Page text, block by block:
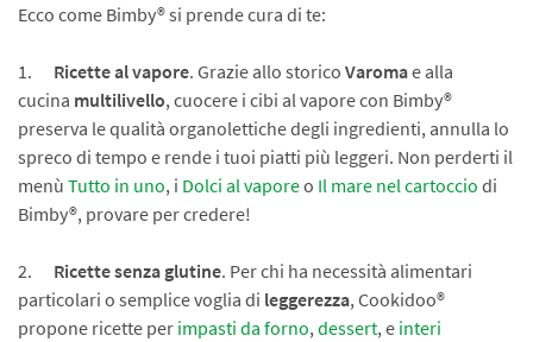
Ecco come Bimby® si prende cura di te:
1. Ricette al vapore. Grazie allo storico Varomae alla
cucina multilivello, cuocere i cibi al vapore con Bimby®
preserva le qualità organolettiche degli ingredienti, annulla lo
spreco di tempo e rende i tuoi piatti più leggeri. Non perderti il
menù Tutto in uno, i Dolci al vaporeo Il mare nel cartoccio di
Bimby®, provare per credere!
2. Ricette senza glutine. Per chi ha necessità alimentari
particolari o semplice voglia di leggerezza, Cookidoo®
propone ricette per impasti da forno, dessert, e interi